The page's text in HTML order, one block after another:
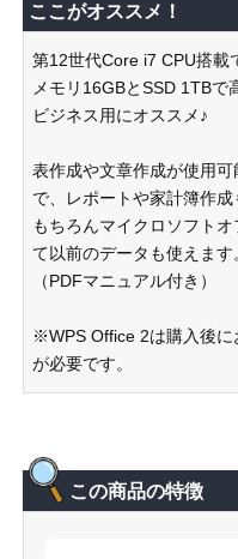
ここがオススメ！
第12世代Core i7 CPU搭載
メモリ16GBとSSD 1TBで
ビジネス用にオススメ♪
表作成や文章作成が使用
で、レポートや家計簿作成
もちろんマイクロソフト
て以前のデータも使えます
（PDFマニュアル付き）
※WPS Office 2は購入後に
が必要です。
この商品の特徴